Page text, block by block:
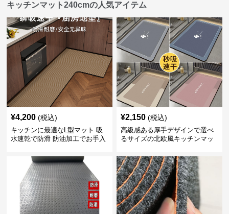
キッチンマット240cmの人気アイテム
¥4,200 (税込)
キッチンに最適なL型マット 吸
水速乾で防滑 防油加工でお手入
¥2,150 (税込)
高級感ある厚手デザインで選べ
るサイズの北欧風キッチンマッ